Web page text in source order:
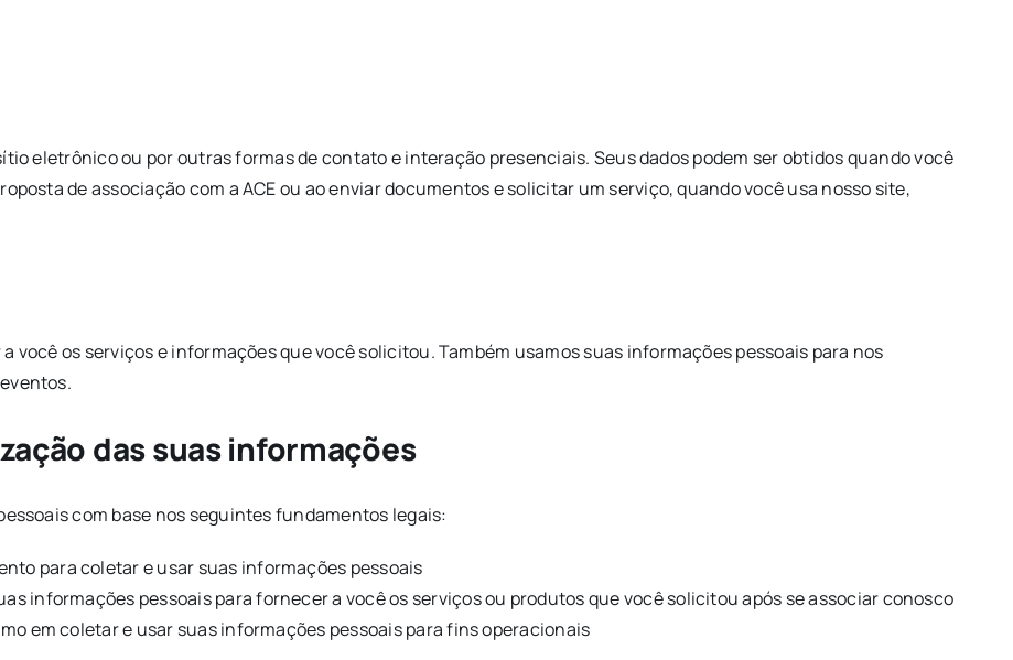
eletrônico ou por outras formas de contato e interação presenciais. Seus dados podem ser obtidos quando você
de associação com a ACE ou ao enviar documentos e solicitar um serviço, quando você usa nosso site,
você os serviços e informações que você solicitou. Também usamos suas informações pessoais para nos
das suas informações
com base nos seguintes fundamentos legais:
para coletar e usar suas informações pessoais
informações pessoais para fornecer a você os serviços ou produtos que você solicitou após se associar conosco
em coletar e usar suas informações pessoais para fins operacionais